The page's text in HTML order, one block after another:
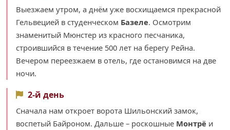
Выезжаем утром, а днём уже восхищаемся прекрасной
Гельвецией в студенческом Базеле. Осмотрим
знаменитый Мюнстер из красного песчаника,
строившийся в течение 500 лет на берегу Рейна.
Вечером переезжаем в отель, где остановимся на две
ночи.
2-й день
Сначала нам откроет ворота Шильонский замок,
воспетый Байроном. Дальше – роскошные Монтрё и